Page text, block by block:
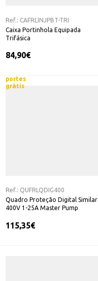
Ref.: CAFRLINJPBT-TRI
Caixa Portinhola Equipada
Trifásica
84,90€
portes
grátis
Ref.: QUFRLQDIG400
Quadro Proteção Digital Similar
400V 1-25A Master Pump
115,35€